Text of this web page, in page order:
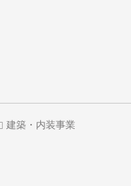
建築・内装事業